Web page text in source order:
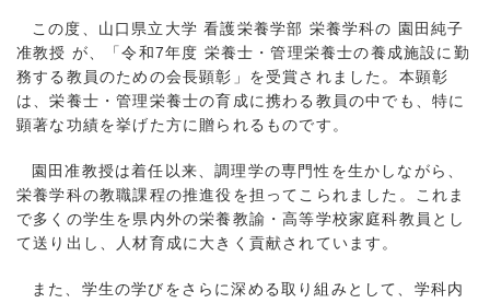
この度、山口県立大学 看護栄養学部 栄養学科の 園田純子
准教授 が、「令和7年度 栄養士・管理栄養士の養成施設に勤
務する教員のための会長顕彰」を受賞されました。本顕彰
は、栄養士・管理栄養士の育成に携わる教員の中でも、特に
顕著な功績を挙げた方に贈られるものです。
園田准教授は着任以来、調理学の専門性を生かしながら、
栄養学科の教職課程の推進役を担ってこられました。これま
で多くの学生を県内外の栄養教諭・高等学校家庭科教員とし
て送り出し、人材育成に大きく貢献されています。
また、学生の学びをさらに深める取り組みとして、学科内